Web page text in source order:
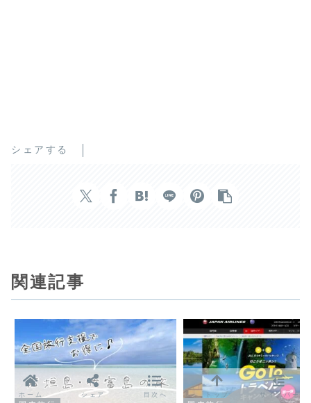
シェアする
関連記事
ホーム シェア 目次へ トップ サイドバー